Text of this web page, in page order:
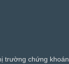
trường chứng khoán